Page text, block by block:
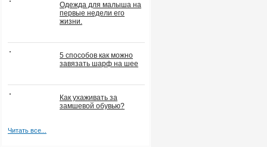
Одежда для малыша на
первые недели его
жизни.
5 способов как можно
завязать шарф на шее
Как ухаживать за
замшевой обувью?
Читать все...